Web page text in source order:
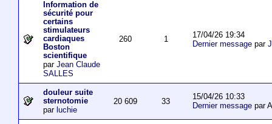
Information de
sécurité pour
certains
stimulateurs
cardiaques
Boston
scientifique
par Jean Claude
SALLES
260 1
17/04/26 19:34
Dernier messagepar
douleur suite
sternotomie
par luchie
20 609 33
15/04/26 10:33
Dernier messagepar